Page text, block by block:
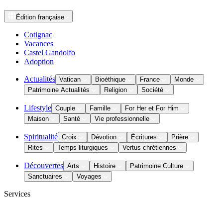
Édition française
Cotignac
Vacances
Castel Gandolfo
Adoption
Actualités Vatican Bioéthique France
Monde
Patrimoine Actualités
Religion Société
Lifestyle Couple Famille
For Her et For Him
Maison
Santé Vie professionnelle
Spiritualité Croix Dévotion Écritures
Prière
Rites
Temps liturgiques Vertus chrétiennes
Découvertes Arts Histoire
Patrimoine Culture
Sanctuaires
Voyages
Services